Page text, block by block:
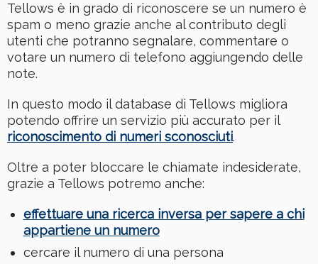
Tellows è in grado di riconoscere se un numero è
spam o meno grazie anche al contributo degli
utenti che potranno segnalare, commentare o
votare un numero di telefono aggiungendo delle
note.
In questo modo il database di Tellows migliora
potendo offrire un servizio più accurato per il
riconoscimento di numeri sconosciuti.
Oltre a poter bloccare le chiamate indesiderate,
grazie a Tellows potremo anche:
effettuare una ricerca inversa per sapere a chi
appartiene un numero
cercare il numero di una persona